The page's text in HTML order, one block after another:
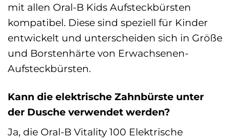
mit allen Oral-B Kids Aufsteckbürsten
kompatibel. Diese sind speziell für Kinder
entwickelt und unterscheiden sich in Größe
und Borstenhärte von Erwachsenen-
Aufsteckbürsten.
Kann die elektrische Zahnbürste unter
der Dusche verwendet werden?
Ja, die Oral-B Vitality 100 Elektrische